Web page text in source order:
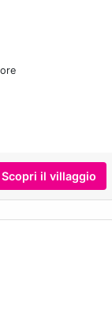
Scopri il villaggio